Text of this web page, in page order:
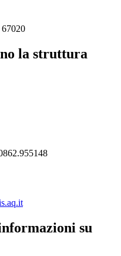
la struttura
su